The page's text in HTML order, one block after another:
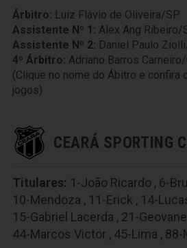
Árbitro: Luiz Flávio de Oliveira/SP
Assistente Nº 1: Alex Ang Ribeiro/
Assistente Nº 2: Daniel Paulo
4º Árbitro: Adriano Barros
(Clique no nome do Ábitro e confira
jogos)
CEARÁ SPORTING
Titulares: 1-João Ricardo , 6-
10-Mendoza , 11-Erick , 14-
15-Gabriel Lacerda , 21-Geovane
44-Marcos Victor , 45-Lima , 88-